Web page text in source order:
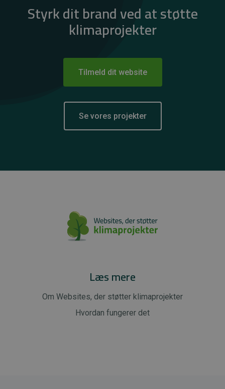
Styrk dit brand ved at støtte
klimaprojekter
Tilmeld dit website
Se vores projekter
Læs mere
Om Websites, der støtter klimaprojekter
Hvordan fungerer det